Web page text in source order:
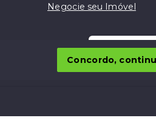
Olá!
Negocie seu Imóvel
Concordo,